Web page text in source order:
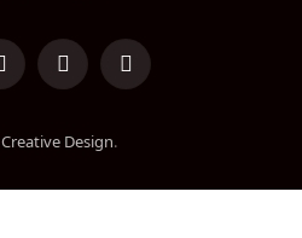
InstagramTikTok
Creative Design.